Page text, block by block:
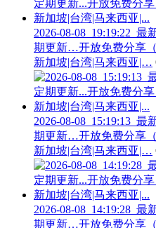
2026-08-08_19:19:22_
期更新…开放免费分享
新加坡|台湾|马来西亚|…
2026-08-08_15:19:13_
期更新…开放免费分享
新加坡|台湾|马来西亚|…
2026-08-08_14:19:28_
期更新…开放免费分享